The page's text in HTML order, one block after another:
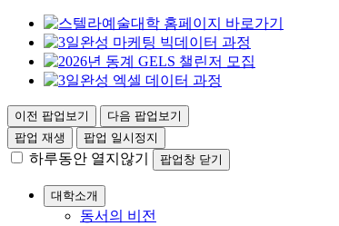
이전 팝업보기
다음 팝업보기
팝업 재생
팝업 일시정지
하루동안 열지않기 팝업창 닫기
대학소개
동서의 비전